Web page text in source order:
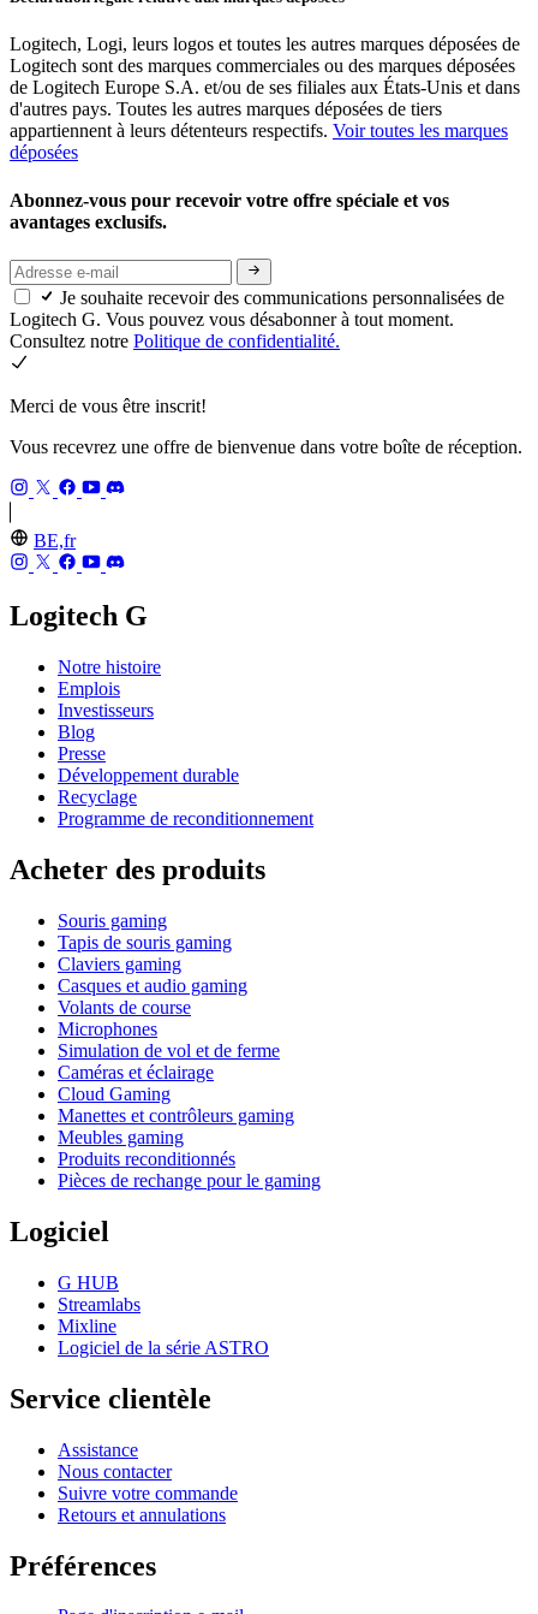
Logitech, Logi, leurs logos et toutes les autres marques déposées de
Logitech sont des marques commerciales ou des marques déposées
de Logitech Europe S.A. et/ou de ses filiales aux États-Unis et dans
d'autres pays. Toutes les autres marques déposées de tiers
appartiennent à leurs détenteurs respectifs. Voir toutes les marques
déposées
Abonnez-vous pour recevoir votre offre spéciale et vos
avantages exclusifs.
Je souhaite recevoir des communications personnalisées de
Logitech G. Vous pouvez vous désabonner à tout moment.
Consultez notre Politique de confidentialité.
Merci de vous être inscrit!
Vous recevrez une offre de bienvenue dans votre boîte de réception.
BE,fr
Logitech G
Notre histoire
Emplois
Investisseurs
Blog
Presse
Développement durable
Recyclage
Programme de reconditionnement
Acheter des produits
Souris gaming
Tapis de souris gaming
Claviers gaming
Casques et audio gaming
Volants de course
Microphones
Simulation de vol et de ferme
Caméras et éclairage
Cloud Gaming
Manettes et contrôleurs gaming
Meubles gaming
Produits reconditionnés
Pièces de rechange pour le gaming
Logiciel
G HUB
Streamlabs
Mixline
Logiciel de la série ASTRO
Service clientèle
Assistance
Nous contacter
Suivre votre commande
Retours et annulations
Préférences